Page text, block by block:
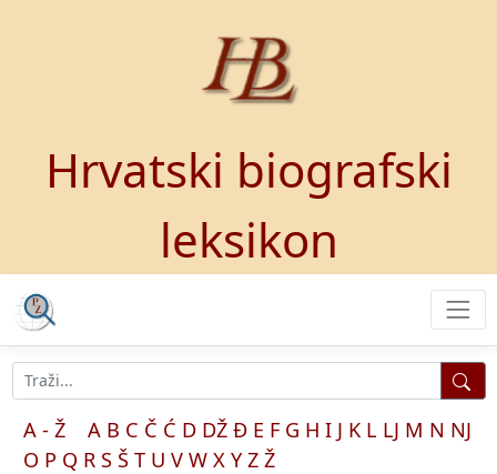
Hrvatski biografski
leksikon
A - Ž A B C Č Ć D DŽ Đ E F G H I J K L LJ M N NJ
O P Q R S Š T U V W X Y Z Ž